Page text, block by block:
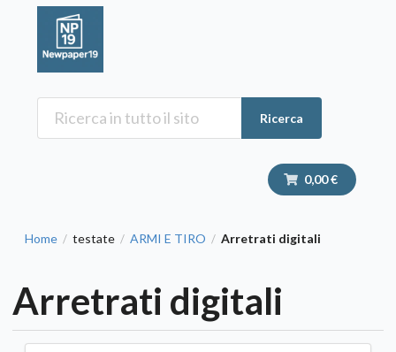
Ricerca
0,00 €
Home / testate / ARMI E TIRO / Arretrati digitali
Arretrati digitali